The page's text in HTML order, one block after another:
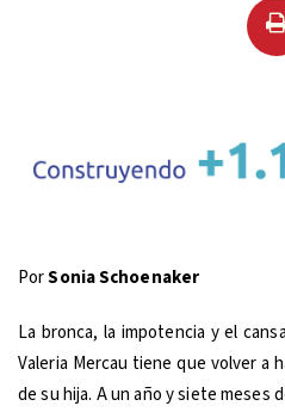
PorSonia Schoenaker
La bronca, la impotencia y el
Valeria Mercau tiene que volver a
de su hija. A un año y siete meses